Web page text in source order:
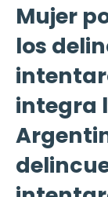
Mujer
los
integra